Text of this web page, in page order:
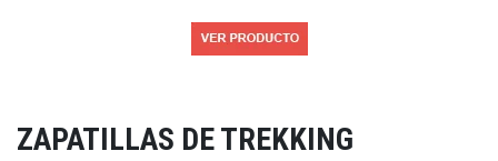
ZAPATILLAS DE TREKKING